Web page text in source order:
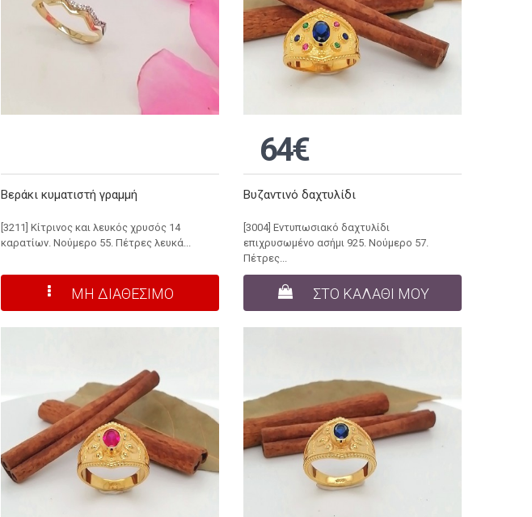
Βεράκι κυματιστή γραμμή
[3211] Κίτρινος και λευκός χρυσός 14
καρατίων. Νούμερο 55. Πέτρες λευκά...
ΜΗ ΔΙΑΘΕΣΙΜΟ
64€
Βυζαντινό δαχτυλίδι
[3004] Εντυπωσιακό δαχτυλίδι
επιχρυσωμένο ασήμι 925. Νούμερο 57.
Πέτρες...
ΣΤΟ ΚΑΛΑΘΙ ΜΟΥ